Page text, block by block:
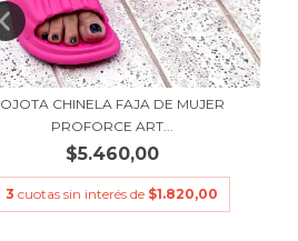
OJOTA CHINELA FAJA DE MUJER
PROFORCE ART...
$5.460,00
3 cuotas sin interés de $1.820,00